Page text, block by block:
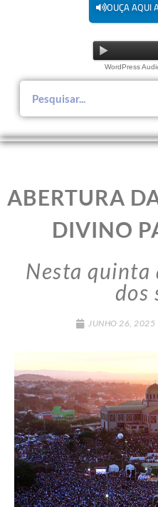
OUÇA AQUI
WordPress
ABERTURA
DIVINO
Nesta quinta
dos
JUNHO 26, 2025